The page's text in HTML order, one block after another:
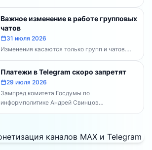
Важное изменение в работе групповых
чатов
31 июля 2026
Изменения касаются только групп и чатов.
Каналы работают в прежнем режиме —
владельцам каналов делать...
Платежи в Telegram скоро запретят
29 июля 2026
Зампред комитета Госдумы по
информполитике Андрей Свинцов
рекомендовал россиянам временно